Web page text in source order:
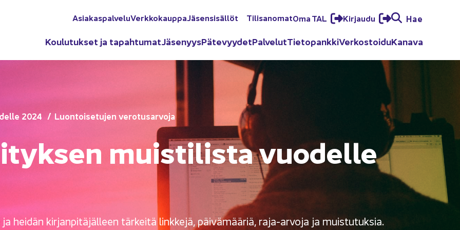
Asia­kas­pal­ve­luVerk­ko­kaup­paJä­sen­si­säl­löt Ti­li­sa­no­matOma TAL Kir­jau­du Hae
Kou­lu­tuk­set ja ta­pah­tu­matJä­se­nyysPä­te­vyy­detPal­ve­lutTie­to­pank­kiVer­kos­toi­duKa­na­va
2024 Luon­toi­se­tu­jen ve­ro­tusar­vo­ja
muis­ti­lis­ta vuo­del­le
hei­dän kir­jan­pi­tä­jäl­leen tär­kei­tä link­ke­jä, päi­vä­mää­riä, raja-​arvoja ja muis­tu­tuk­sia.